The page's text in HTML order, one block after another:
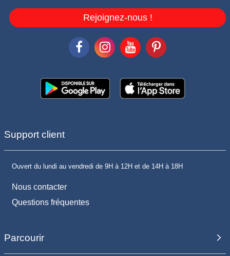
Rejoignez-nous !
Support client
Ouvert du lundi au vendredi de 9H à 12H et de 14H à 18H
Nous contacter
Questions fréquentes
Parcourir